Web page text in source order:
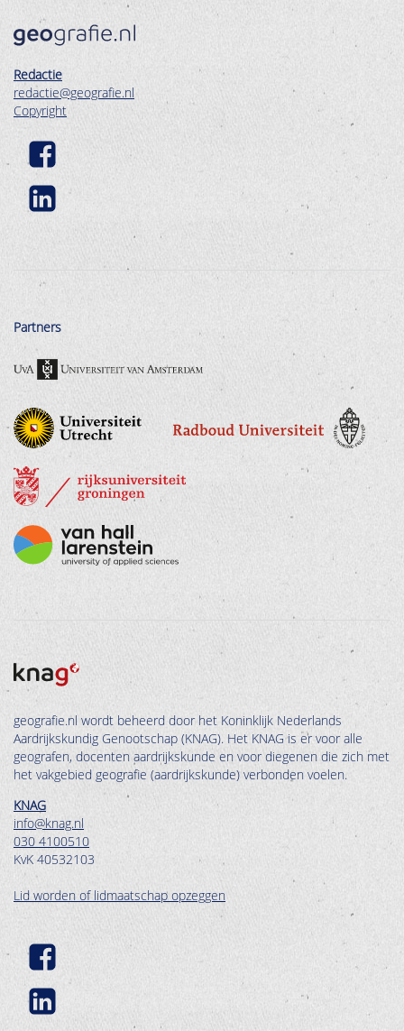
Redactie
redactie@geografie.nl
Copyright
Partners
geografie.nl wordt beheerd door het Koninklijk Nederlands
Aardrijkskundig Genootschap (KNAG). Het KNAG is er voor alle
geografen, docenten aardrijkskunde en voor diegenen die zich met
het vakgebied geografie (aardrijkskunde) verbonden voelen.
KNAG
info@knag.nl
030 4100510
KvK 40532103
Lid worden of lidmaatschap opzeggen